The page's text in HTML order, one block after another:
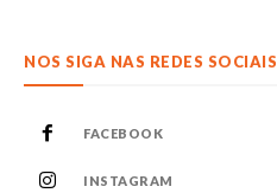
NOS SIGA NAS REDES SOCIAIS
FACEBOOK
INSTAGRAM